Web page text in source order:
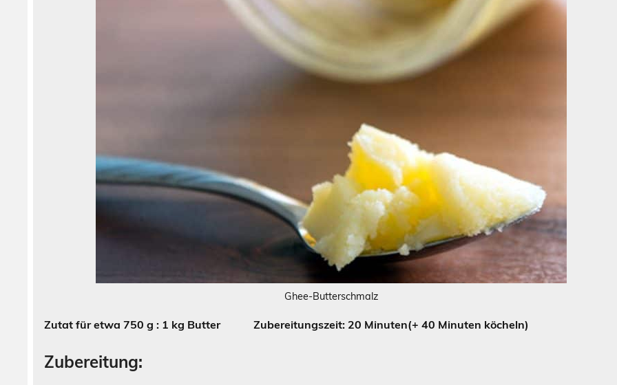
Ghee-Butterschmalz
Zutat für etwa 750 g : 1 kg Butter Zubereitungszeit: 20 Minuten(+ 40 Minuten köcheln)
Zubereitung: